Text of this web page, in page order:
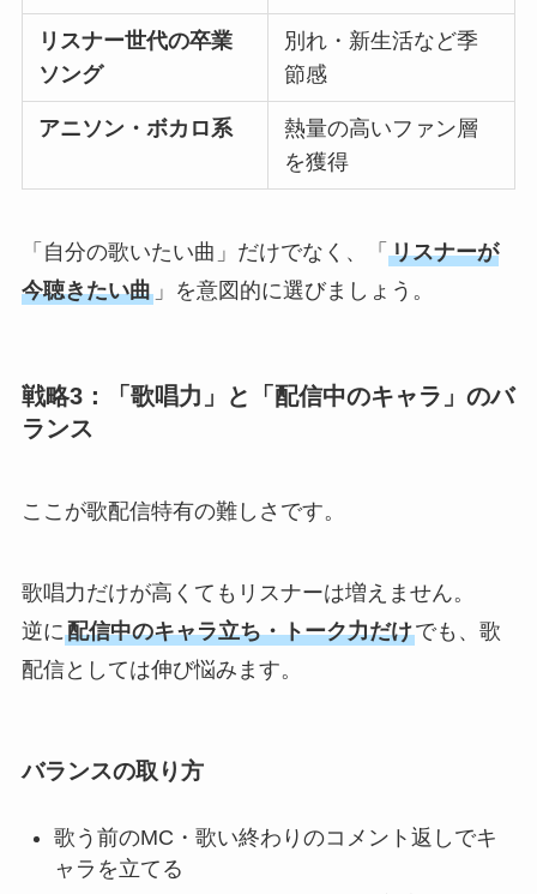
TOP
ABOUT
リスナー世代の卒業
ソング
別れ・新生活など季
節感
アニソン・ボカロ系
熱量の高いファン層
を獲得
「自分の歌いたい曲」だけでなく、「 リスナーが
今聴きたい曲」を意図的に選びましょう。
戦略3：「歌唱力」と「配信中のキャラ」のバ
ランス
ここが歌配信特有の難しさです。
歌唱力だけが高くてもリスナーは増えません。
逆に配信中のキャラ立ち・トーク力だけでも、歌
配信としては伸び悩みます。
バランスの取り方
歌う前のMC・歌い終わりのコメント返しでキ
ャラを立てる